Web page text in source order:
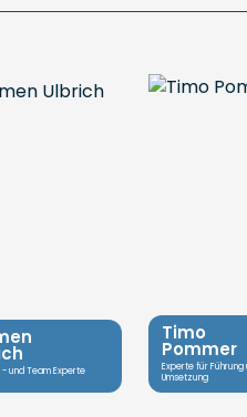
- und Team Experte
Timo
Pommer
Experte für Führung
Umsetzung